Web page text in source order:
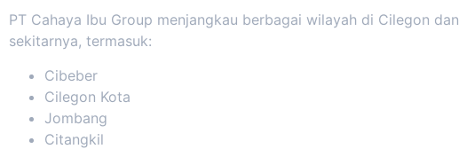
PT Cahaya Ibu Group menjangkau berbagai wilayah di Cilegon dan
sekitarnya, termasuk:
Cibeber
Cilegon Kota
Jombang
Citangkil